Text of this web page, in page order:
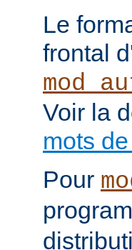
Le
frontal
Voir la
mots
Pour